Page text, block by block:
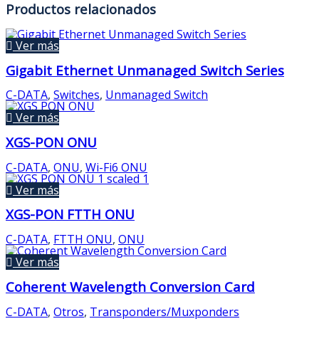
Productos relacionados
Ver más
Gigabit Ethernet Unmanaged Switch Series
C-DATA, Switches, Unmanaged Switch
Ver más
XGS-PON ONU
C-DATA, ONU, Wi-Fi6 ONU
Ver más
XGS-PON FTTH ONU
C-DATA, FTTH ONU, ONU
Ver más
Coherent Wavelength Conversion Card
C-DATA, Otros, Transponders/Muxponders